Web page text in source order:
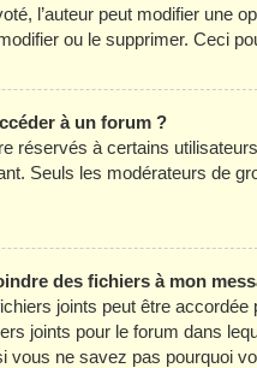
l’auteur peut modifier une
ou le supprimer. Ceci
à un forum ?
réservés à certains
Seuls les modérateurs de
des fichiers à mon
joints peut être
joints pour le forum dans
vous ne savez pas pourquoi